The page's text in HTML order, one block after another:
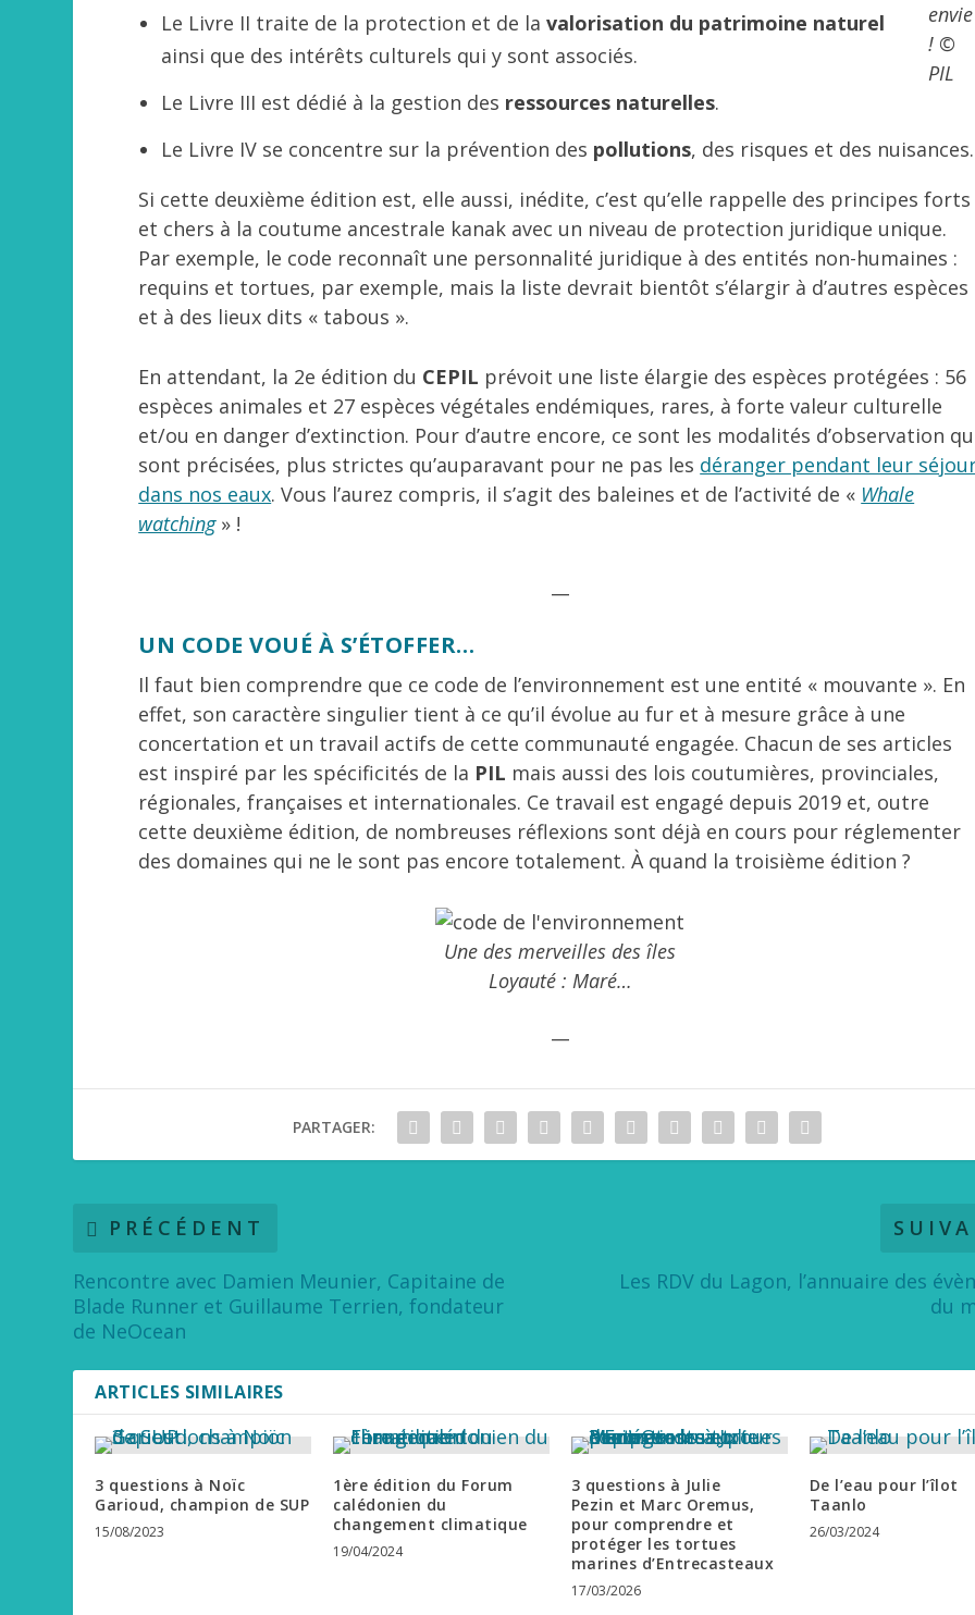
envie
! ©
PIL
Le Livre II traite de la protection et de la valorisation du patrimoine naturel
ainsi que des intérêts culturels qui y sont associés.
Le Livre III est dédié à la gestion des ressources naturelles.
Le Livre IV se concentre sur la prévention des pollutions, des risques et des nuisances.
Si cette deuxième édition est, elle aussi, inédite, c’est qu’elle rappelle des principes forts
et chers à la coutume ancestrale kanak avec un niveau de protection juridique unique.
Par exemple, le code reconnaît une personnalité juridique à des entités non-humaines :
requins et tortues, par exemple, mais la liste devrait bientôt s’élargir à d’autres espèces
et à des lieux dits « tabous ».
En attendant, la 2e édition du CEPIL prévoit une liste élargie des espèces protégées : 56
espèces animales et 27 espèces végétales endémiques, rares, à forte valeur culturelle
et/ou en danger d’extinction. Pour d’autre encore, ce sont les modalités d’observation
sont précisées, plus strictes qu’auparavant pour ne pas les déranger pendant leur
dans nos eaux. Vous l’aurez compris, il s’agit des baleines et de l’activité de « Whale
watching» !
UN CODE VOUÉ À S’ÉTOFFER…
Il faut bien comprendre que ce code de l’environnement est une entité « mouvante ». En
effet, son caractère singulier tient à ce qu’il évolue au fur et à mesure grâce à une
concertation et un travail actifs de cette communauté engagée. Chacun de ses articles
est inspiré par les spécificités de la PIL mais aussi des lois coutumières, provinciales,
régionales, françaises et internationales. Ce travail est engagé depuis 2019 et, outre
cette deuxième édition, de nombreuses réflexions sont déjà en cours pour réglementer
des domaines qui ne le sont pas encore totalement. À quand la troisième édition ?
Une des merveilles des îles
Loyauté : Maré…
PARTAGER:
PRÉCÉDENT
Rencontre avec Damien Meunier, Capitaine de
Blade Runner et Guillaume Terrien, fondateur
de NeOcean
Les RDV du Lagon, l’annuaire des
du
ARTICLES SIMILAIRES
3 questions à Noïc
Garioud, champion de SUP
15/08/2023
1ère édition du Forum
calédonien du
changement climatique
19/04/2024
3 questions à Julie
Pezin et Marc Oremus,
pour comprendre et
protéger les tortues
marines d’Entrecasteaux
17/03/2026
De l’eau pour l’îlot
Taanlo
26/03/2024